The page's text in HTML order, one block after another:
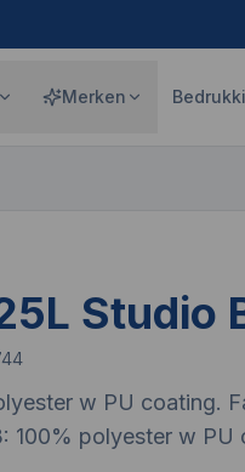
Merken
Studio
w PU coating.
100% polyester w PU